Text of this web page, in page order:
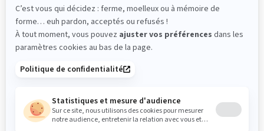
Découvrir
Livraison gratuite